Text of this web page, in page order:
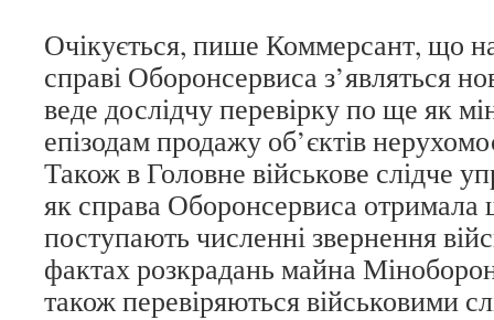
Очікується, пише Коммерсант, що
справі Оборонсервиса з’являться
веде дослідчу перевірку по ще як
епізодам продажу об’єктів
Також в Головне військове слідче
як справа Оборонсервиса отримала
поступають численні звернення
фактах розкрадань майна
також перевіряються військовими